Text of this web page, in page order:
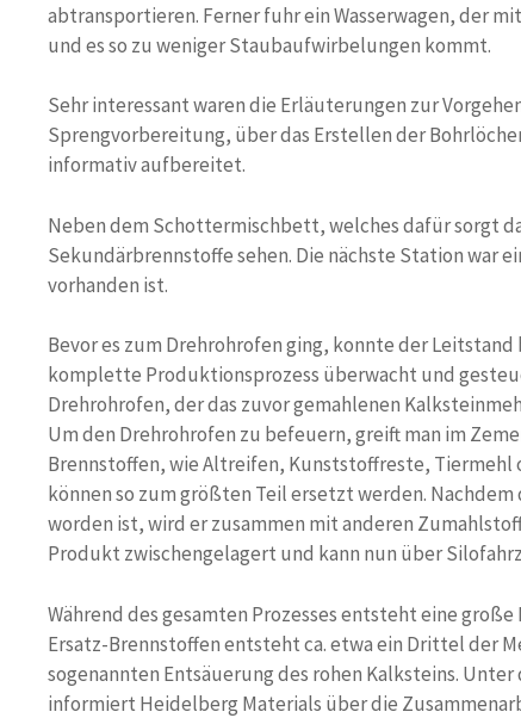
abtransportieren. Ferner fuhr ein Wasserwagen, der
und es so zu weniger Staubaufwirbelungen kommt.
Sehr interessant waren die Erläuterungen zur
Sprengvorbereitung, über das Erstellen der
informativ aufbereitet.
Neben dem Schottermischbett, welches dafür sorgt
Sekundärbrennstoffe sehen. Die nächste Station war
vorhanden ist.
Bevor es zum Drehrohrofen ging, konnte der
komplette Produktionsprozess überwacht und
Drehrohrofen, der das zuvor gemahlenen
Um den Drehrohrofen zu befeuern, greift man im
Brennstoffen, wie Altreifen, Kunststoffreste,
können so zum größten Teil ersetzt werden.
worden ist, wird er zusammen mit anderen
Produkt zwischengelagert und kann nun über
Während des gesamten Prozesses entsteht eine
Ersatz-Brennstoffen entsteht ca. etwa ein Drittel der
sogenannten Entsäuerung des rohen Kalksteins.
informiert Heidelberg Materials über die